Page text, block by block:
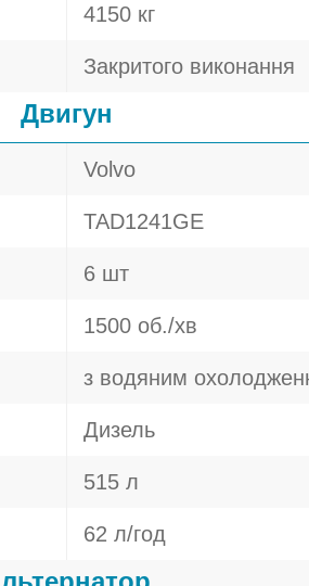
4150 кг
Закритого виконання
Двигун
Volvo
TAD1241GE
6 шт
1500 об./хв
з водяним
Дизель
515 л
62 л/год